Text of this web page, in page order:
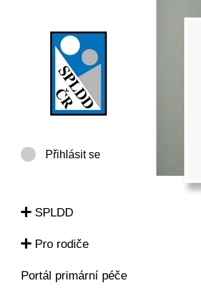
Přihlásit se
SPLDD
Pro rodiče
Portál primární péče